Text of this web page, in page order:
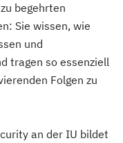
begehrten
Sie wissen, wie
und
tragen so essenziell
Folgen zu
an der IU bildet